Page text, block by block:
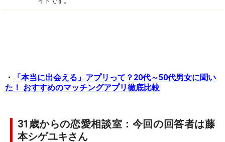
・
「本当に出会える」アプリって？20代～50代男女に聞い
た！ おすすめのマッチングアプリ徹底比較
31歳からの恋愛相談室：今回の回答者は藤
本シゲユキさん